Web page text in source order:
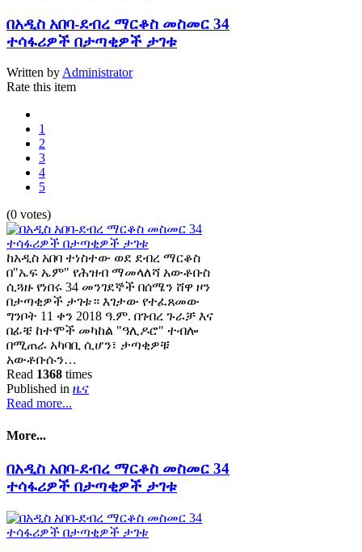
በአዲስ አበባ-ደብረ ማርቆስ መስመር 34
ተሳፋሪዎች በታጣቂዎች ታገቱ
Written byAdministrator
Rate this item
1
2
3
4
5
(0 votes)
ከአዲስ አበባ ተነስተው ወደ ደብረ ማርቆስ
በ"ኤፍ ኤም" የሕዝብ ማመላለሻ አውቶቡስ
ሲጓዙ የነበሩ 34 መንገደኞች በሰሜን ሸዋ ዞን
በታጣቂዎች ታገቱ። እገታው የተፈጸመው
ግንቦት 11 ቀን 2018 ዓ.ም. በገብረ ጉራቻ እና
በፊቼ ከተሞች መካከል "ዓሊዶሮ" ተብሎ
በሚጠራ አካባቢ ሲሆን፣ ታጣቂዎቹ
አውቶቡሱን…
Read 1368 times
Published in ዜና
Read more...
More...
በአዲስ አበባ-ደብረ ማርቆስ መስመር 34
ተሳፋሪዎች በታጣቂዎች ታገቱ